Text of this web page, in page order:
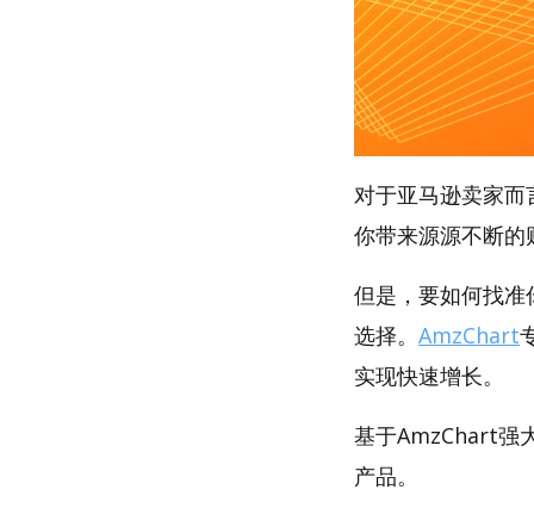
对于亚马逊卖家
你带来源源不断的
但是，要如何找
选择。 AmzChart
实现快速增长。
基于AmzChart强
产品。